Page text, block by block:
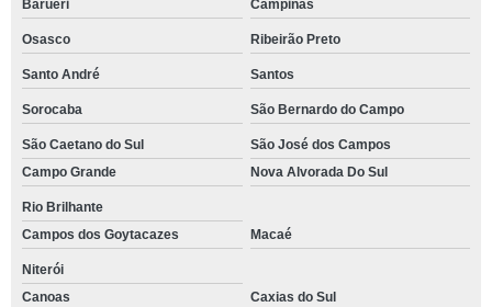
Barueri
Campinas
Osasco Ribeirão Preto
Santo André Santos
Sorocaba São Bernardo do Campo
São Caetano do Sul
São José dos Campos
Campo Grande
Nova Alvorada Do Sul
Rio Brilhante
Campos dos Goytacazes
Macaé
Niterói
Canoas
Caxias do Sul